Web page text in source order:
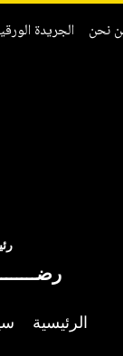
نحن الجريدة
الرئيسية